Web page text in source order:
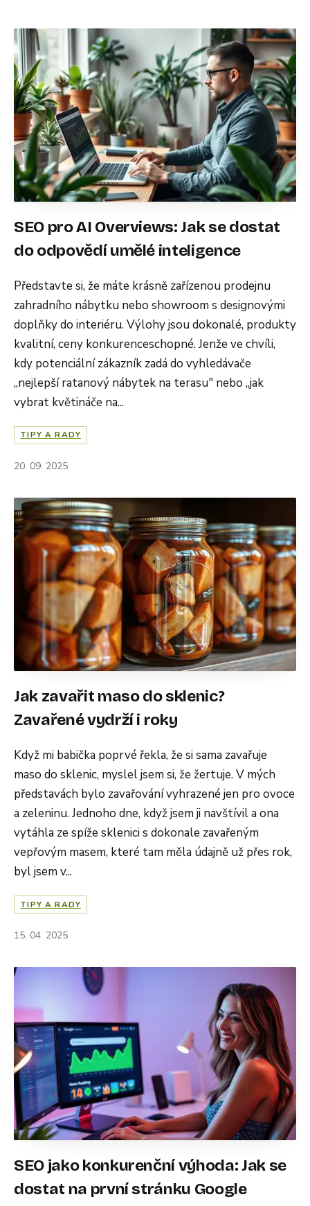
SEO pro AI Overviews: Jak se dostat
do odpovědí umělé inteligence
Představte si, že máte krásně zařízenou prodejnu
zahradního nábytku nebo showroom s designovými
doplňky do interiéru. Výlohy jsou dokonalé, produkty
kvalitní, ceny konkurenceschopné. Jenže ve chvíli,
kdy potenciální zákazník zadá do vyhledávače
„nejlepší ratanový nábytek na terasu" nebo „jak
vybrat květináče na...
TIPY A RADY
20. 09. 2025
Jak zavařit maso do sklenic?
Zavařené vydrží i roky
Když mi babička poprvé řekla, že si sama zavařuje
maso do sklenic, myslel jsem si, že žertuje. V mých
představách bylo zavařování vyhrazené jen pro ovoce
a zeleninu. Jednoho dne, když jsem ji navštívil a ona
vytáhla ze spíže sklenici s dokonale zavařeným
vepřovým masem, které tam měla údajně už přes rok,
byl jsem v...
TIPY A RADY
15. 04. 2025
SEO jako konkurenční výhoda: Jak se
dostat na první stránku Google